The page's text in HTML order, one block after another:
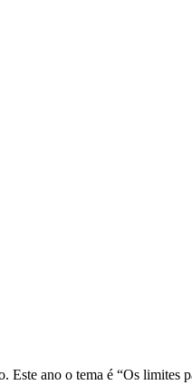
ano o tema é “Os limites